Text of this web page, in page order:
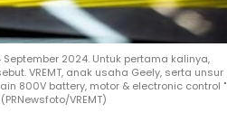
2024. Untuk pertama kalinya,
VREMT, anak usaha Geely, serta unsur
800V battery, motor & electronic control "
VREMT)